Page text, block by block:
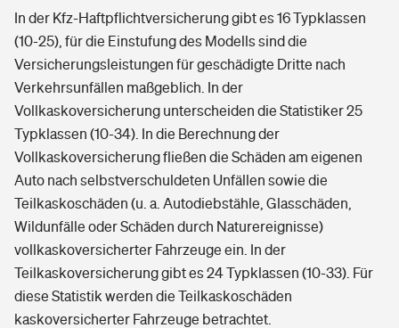
In der Kfz-Haftpflichtversicherung gibt es 16 Typklassen
(10-25), für die Einstufung des Modells sind die
Versicherungsleistungen für geschädigte Dritte nach
Verkehrsunfällen maßgeblich. In der
Vollkaskoversicherung unterscheiden die Statistiker 25
Typklassen (10-34). In die Berechnung der
Vollkaskoversicherung fließen die Schäden am eigenen
Auto nach selbstverschuldeten Unfällen sowie die
Teilkaskoschäden (u. a. Autodiebstähle, Glasschäden,
Wildunfälle oder Schäden durch Naturereignisse)
vollkaskoversicherter Fahrzeuge ein. In der
Teilkaskoversicherung gibt es 24 Typklassen (10-33). Für
diese Statistik werden die Teilkaskoschäden
kaskoversicherter Fahrzeuge betrachtet.